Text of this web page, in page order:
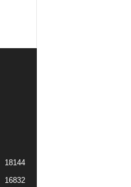
18144
16832